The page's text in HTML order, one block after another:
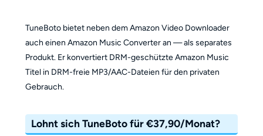
TuneBoto bietet neben dem Amazon Video Downloader
auch einen Amazon Music Converter an — als separates
Produkt. Er konvertiert DRM-geschützte Amazon Music
Titel in DRM-freie MP3/AAC-Dateien für den privaten
Gebrauch.
Lohnt sich TuneBoto für €37,90/Monat?